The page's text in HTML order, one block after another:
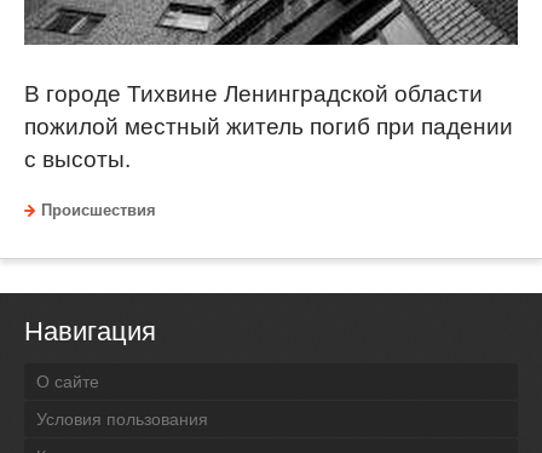
В городе Тихвине Ленинградской области
пожилой местный житель погиб при падении
с высоты.
Происшествия
Навигация
О сайте
Условия пользования